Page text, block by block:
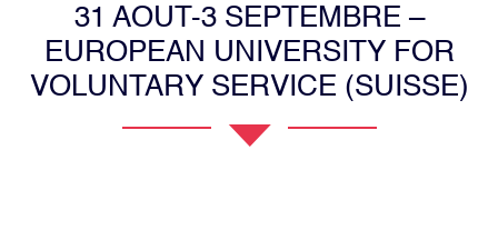
31 AOUT-3 SEPTEMBRE –
EUROPEAN UNIVERSITY FOR
VOLUNTARY SERVICE (SUISSE)